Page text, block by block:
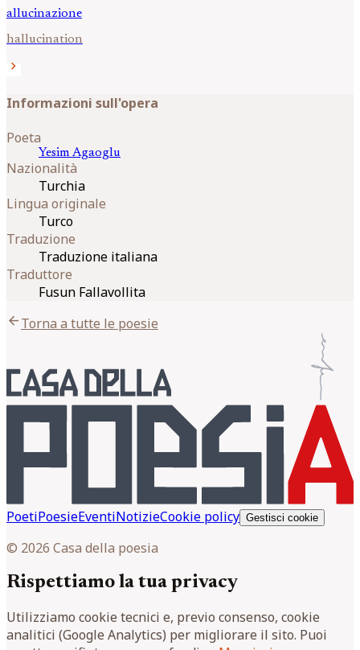
allucinazione
hallucination
chevron_right
Informazioni sull'opera
Poeta
YesimAgaoglu
Nazionalità
Turchia
Lingua originale
Turco
Traduzione
Traduzione italiana
Traduttore
Fusun Fallavollita
arrow_backTorna a tutte le poesie
PoetiPoesieEventiNotizieCookie policy Gestisci cookie
© 2026 Casa della poesia
Rispettiamo la tua privacy
Utilizziamo cookie tecnici e, previo consenso, cookie
analitici (Google Analytics) per migliorare il sito. Puoi